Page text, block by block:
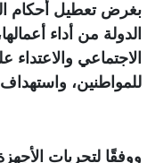
بغرض تعطيل أحكام
الدولة من أداء
الاجتماعي
للمواطنين،
ووفقًا لتحريات